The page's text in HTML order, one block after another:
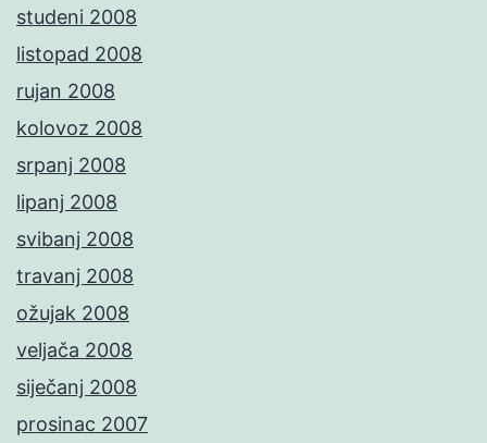
studeni 2008
listopad 2008
rujan 2008
kolovoz 2008
srpanj 2008
lipanj 2008
svibanj 2008
travanj 2008
ožujak 2008
veljača 2008
siječanj 2008
prosinac 2007